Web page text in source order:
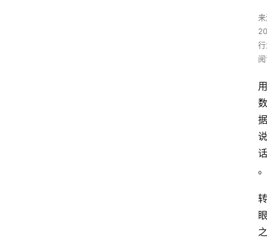
用
数
据
说
话
。
转
眼
之